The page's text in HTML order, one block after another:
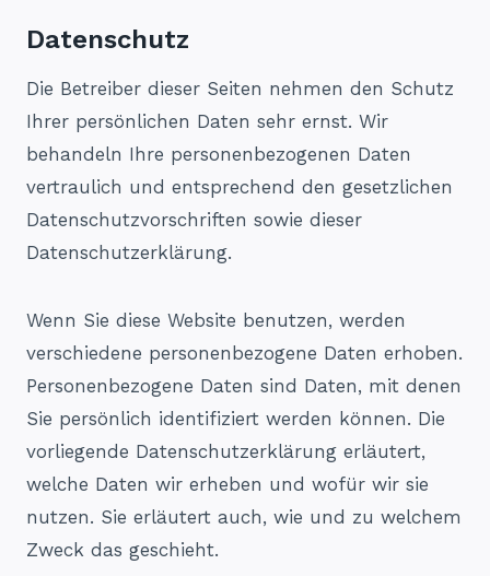
Datenschutz
Die Betreiber dieser Seiten nehmen den Schutz
Ihrer persönlichen Daten sehr ernst. Wir
behandeln Ihre personenbezogenen Daten
vertraulich und entsprechend den gesetzlichen
Datenschutzvorschriften sowie dieser
Datenschutzerklärung.
Wenn Sie diese Website benutzen, werden
verschiedene personenbezogene Daten erhoben.
Personenbezogene Daten sind Daten, mit denen
Sie persönlich identifiziert werden können. Die
vorliegende Datenschutzerklärung erläutert,
welche Daten wir erheben und wofür wir sie
nutzen. Sie erläutert auch, wie und zu welchem
Zweck das geschieht.